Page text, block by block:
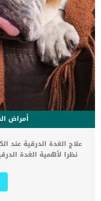
أمراض
علاج الغدة الدرقية عند
نظرا لأهمية الغدة
الحيوية للجسم وتعزز
هرمونات الغدة